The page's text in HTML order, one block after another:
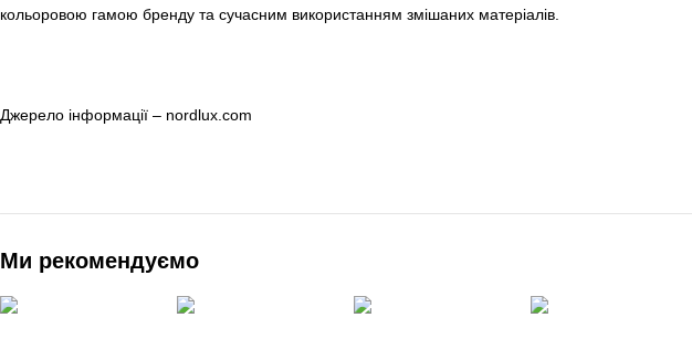
кольоровою гамою бренду та сучасним використанням змішаних матеріалів.
Джерело інформації – nordlux.com
Ми рекомендуємо